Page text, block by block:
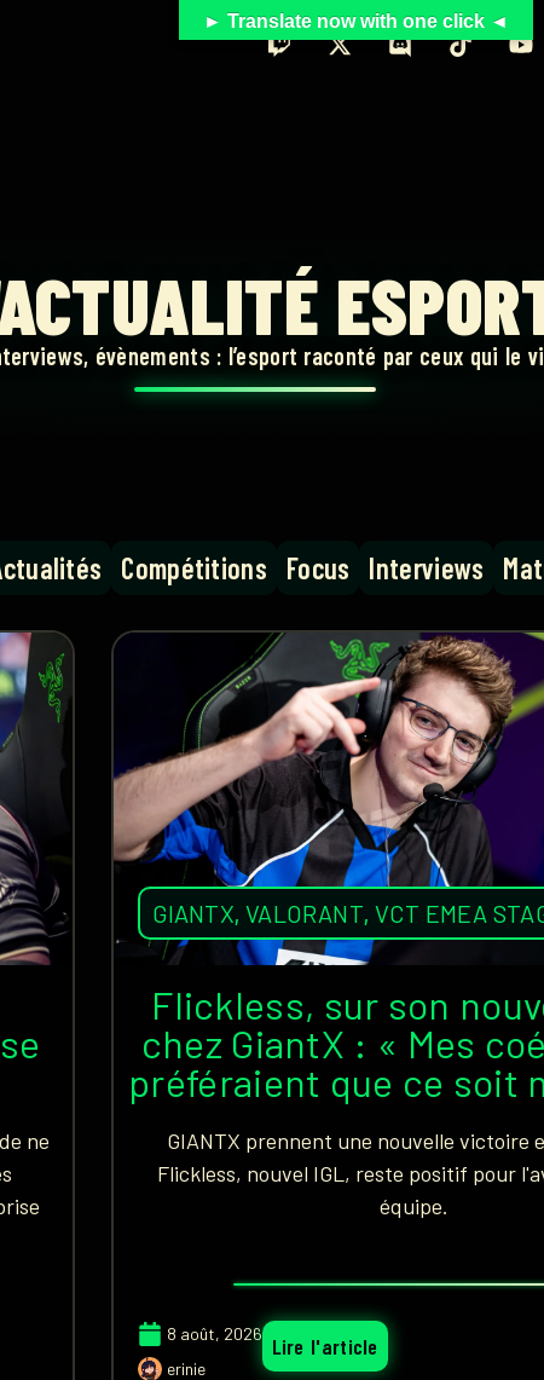
évènements : l’esport raconté par ceux qui le
Compétitions Focus Interviews
ne
GIANTX,VALORANT,VCT EMEA
Flickless, sur son
chez GiantX : « Mes
préféraient que ce soit
GIANTX prennent une nouvelle victoire
Flickless, nouvel IGL, reste positif pour
équipe.
8 août, 2026
erinie
Lire l'article
► Translate now with one click ◄